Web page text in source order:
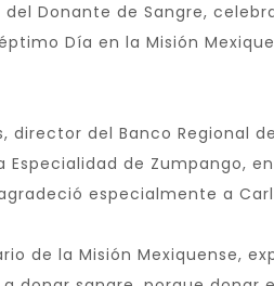
Donante de Sangre,
Día en la Misión
director del Banco
Especialidad de
especialmente a
de la Misión Mexiquense,